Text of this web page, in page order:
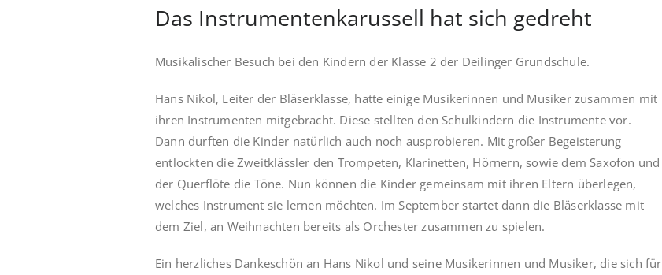
Das Instrumentenkarussell hat sich gedreht
Musikalischer Besuch bei den Kindern der Klasse 2 der Deilinger Grundschule.
Hans Nikol, Leiter der Bläserklasse, hatte einige Musikerinnen und Musiker zusammen mit
ihren Instrumenten mitgebracht. Diese stellten den Schulkindern die Instrumente vor.
Dann durften die Kinder natürlich auch noch ausprobieren. Mit großer Begeisterung
entlockten die Zweitklässler den Trompeten, Klarinetten, Hörnern, sowie dem Saxofon und
der Querflöte die Töne. Nun können die Kinder gemeinsam mit ihren Eltern überlegen,
welches Instrument sie lernen möchten. Im September startet dann die Bläserklasse mit
dem Ziel, an Weihnachten bereits als Orchester zusammen zu spielen.
Ein herzliches Dankeschön an Hans Nikol und seine Musikerinnen und Musiker, die sich für